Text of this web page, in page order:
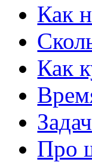
Как
Как
Про